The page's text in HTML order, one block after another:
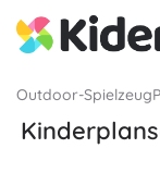
Outdoor-Spielzeug